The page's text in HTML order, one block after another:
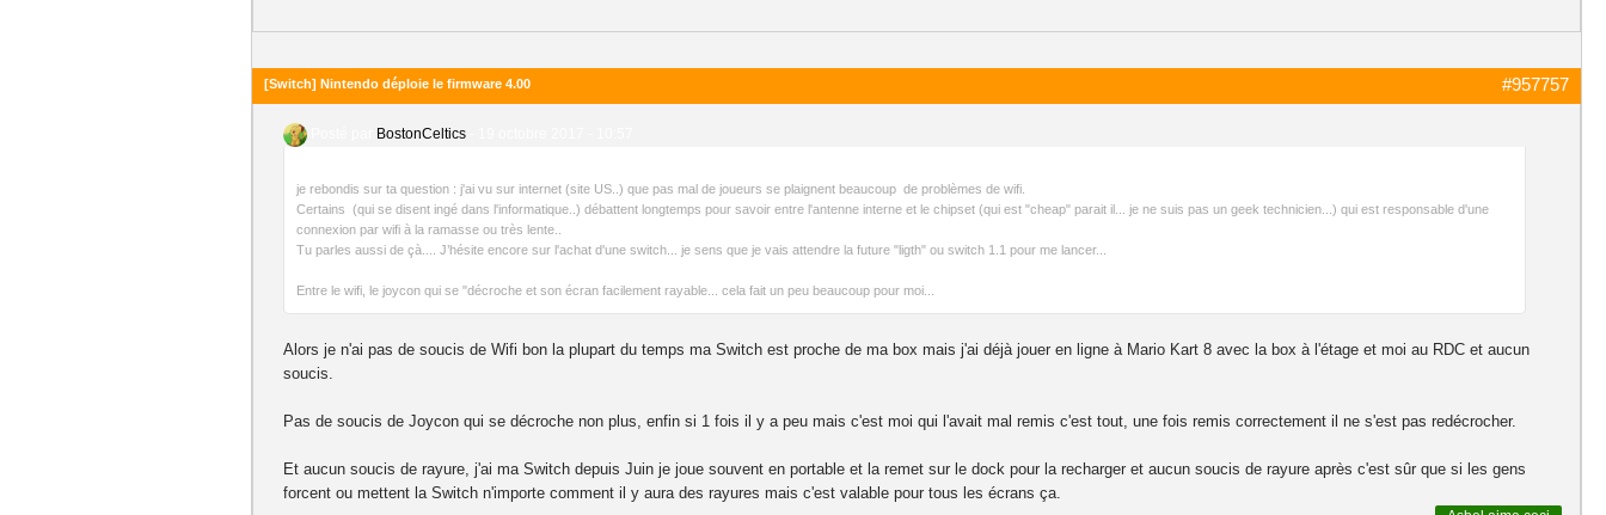
#957757
[Switch] Nintendo déploie le firmware 4.00
BostonCeltics
je rebondis sur ta question : j'ai vu sur internet (site US..) que pas mal de joueurs se plaignent beaucoup de problèmes de wifi.
Certains (qui se disent ingé dans l'informatique..) débattent longtemps pour savoir entre l'antenne interne et le chipset (qui est "cheap" parait il... je ne suis pas un geek technicien...) qui est responsable d'une
connexion par wifi à la ramasse ou très lente..
Tu parles aussi de çà.... J’hésite encore sur l'achat d'une switch... je sens que je vais attendre la future "ligth" ou switch 1.1 pour me lancer...
Entre le wifi, le joycon qui se "décroche et son écran facilement rayable... cela fait un peu beaucoup pour moi...
Alors je n'ai pas de soucis de Wifi bon la plupart du temps ma Switch est proche de ma box mais j'ai déjà jouer en ligne à Mario Kart 8 avec la box à l'étage et moi au RDC et aucun
soucis.
Pas de soucis de Joycon qui se décroche non plus, enfin si 1 fois il y a peu mais c'est moi qui l'avait mal remis c'est tout, une fois remis correctement il ne s'est pas redécrocher.
Et aucun soucis de rayure, j'ai ma Switch depuis Juin je joue souvent en portable et la remet sur le dock pour la recharger et aucun soucis de rayure après c'est sûr que si les gens
forcent ou mettent la Switch n'importe comment il y aura des rayures mais c'est valable pour tous les écrans ça.